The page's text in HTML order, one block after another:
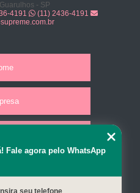
- SP
4191
(11) 2436-4191
Fale agora pelo WhatsApp
Insira seu telefone